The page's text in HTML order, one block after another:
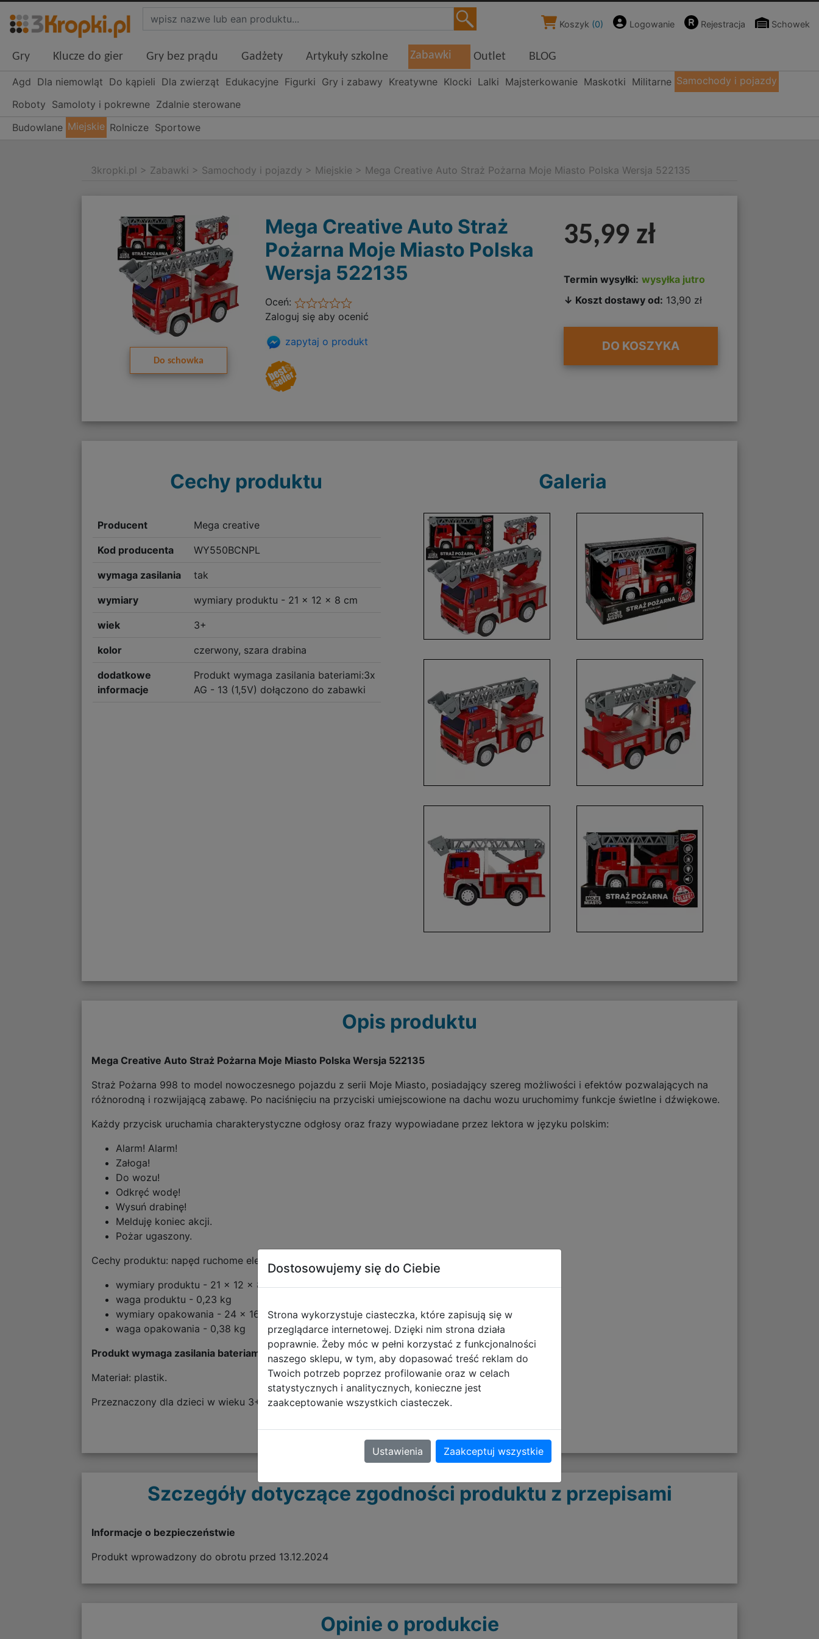
Koszyk (0) Logowanie Rejestracja Schowek
Gry Klucze do gier Gry bez prądu Gadżety Artykuły szkolne Zabawki Outlet BLOG
Agd Dla niemowląt Do kąpieli Dla zwierząt Edukacyjne Figurki Gry i zabawy Kreatywne Klocki Lalki Majsterkowanie Maskotki Militarne Samochody i pojazdy
Roboty Samoloty i pokrewne Zdalnie sterowane
Budowlane Miejskie Rolnicze Sportowe
3kropki.pl > Zabawki > Samochody i pojazdy > Miejskie > Mega Creative Auto Straż Pożarna Moje Miasto Polska Wersja 522135
Do schowka
Mega Creative Auto Straż
Pożarna Moje Miasto Polska
Wersja 522135
Oceń:
Zaloguj się aby ocenić
zapytaj o produkt
35,99 zł
Termin wysyłki: wysyłka jutro
↓ Koszt dostawy od: 13,90 zł
DO KOSZYKA
Cechy produktu
Producent Mega creative
Kod producenta WY550BCNPL
wymaga zasilania tak
wymiary wymiary produktu - 21 x 12 x 8 cm
wiek 3+
kolor czerwony, szara drabina
dodatkowe
informacje
Produkt wymaga zasilania bateriami:3x
AG - 13 (1,5V) dołączono do zabawki
Galeria
Opis produktu
Mega Creative Auto Straż Pożarna Moje Miasto Polska Wersja 522135
Straż Pożarna 998 to model nowoczesnego pojazdu z serii Moje Miasto, posiadający szereg możliwości i efektów pozwalających na
różnorodną i rozwijającą zabawę. Po naciśnięciu na przyciski umiejscowione na dachu wozu uruchomimy funkcje świetlne i dźwiękowe.
Każdy przycisk uruchamia charakterystyczne odgłosy oraz frazy wypowiadane przez lektora w języku polskim:
Alarm! Alarm!
Załoga!
Do wozu!
Odkręć wodę!
Wysuń drabinę!
Melduję koniec akcji.
Pożar ugaszony.
Cechy produktu: napęd ruchome elementy.
wymiary produktu - 21 x 12 x 8 cm
waga produktu - 0,23 kg
wymiary opakowania - 24 x 16 x 12 cm
waga opakowania - 0,38 kg
Produkt wymaga zasilania bateriami:3x AG - 13 (1,5V) dołączono do zabawki.
Materiał: plastik.
Przeznaczony dla dzieci w wieku 3+.
Szczegóły dotyczące zgodności produktu z przepisami
Informacje o bezpieczeństwie
Produkt wprowadzony do obrotu przed 13.12.2024
Opinie o produkcie
Dostosowujemy się do Ciebie
Strona wykorzystuje ciasteczka, które zapisują się w
przeglądarce internetowej. Dzięki nim strona działa
poprawnie. Żeby móc w pełni korzystać z funkcjonalności
naszego sklepu, w tym, aby dopasować treść reklam do
Twoich potrzeb poprzez profilowanie oraz w celach
statystycznych i analitycznych, konieczne jest
zaakceptowanie wszystkich ciasteczek.
Ustawienia Zaakceptuj wszystkie